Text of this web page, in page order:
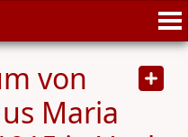
von
Maria